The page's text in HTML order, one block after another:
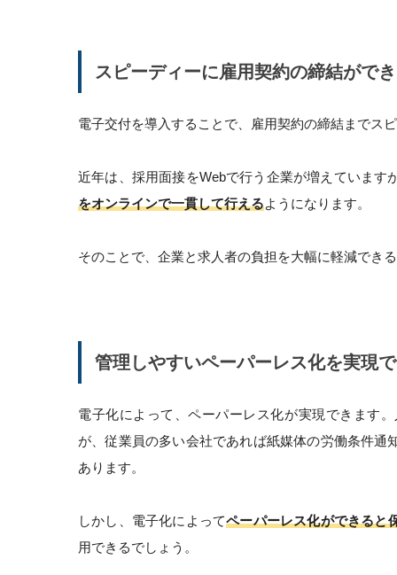
スピーディーに雇用契約の締結がで
電子交付を導入することで、雇用契約の締結までス
近年は、採用面接をWebで行う企業が増えています
をオンラインで一貫して行えるようになります。
そのことで、企業と求人者の負担を大幅に軽減でき
管理しやすいペーパーレス化を実現
電子化によって、ペーパーレス化が実現できます
が、従業員の多い会社であれば紙媒体の労働条件
あります。
しかし、電子化によってペーパーレス化ができると
用できるでしょう。